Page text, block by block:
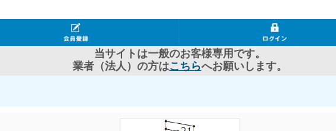
当サイトは一般のお客様専用です。
業者（法人）の方はこちらへお願いします。